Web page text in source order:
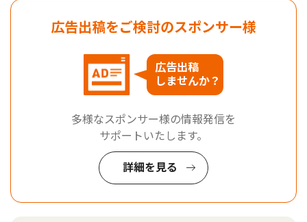
広告出稿をご検討のスポンサー様
広告出稿
しませんか？
多様なスポンサー様の情報発信を
サポートいたします。
詳細を見る